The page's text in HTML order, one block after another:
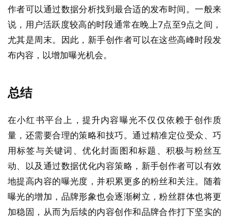
作者可以通过数据分析找到最合适的发布时间。一般来
说，用户活跃度较高的时段通常在晚上7点至9点之间，
尤其是周末。因此，新手创作者可以在这些高峰时段发
布内容，以增加曝光机会。
总结
在小红书平台上，提升内容曝光不仅仅依赖于创作质
量，还需要合理的策略和技巧。通过精准定位受众、巧
用标签与关键词、优化封面图和标题、积极与粉丝互
动、以及通过数据优化内容策略，新手创作者可以有效
地提高内容的曝光度，并积累更多的粉丝和关注。随着
曝光的增加，品牌形象也会逐渐树立，粉丝群体也将更
加稳固，从而为后续的内容创作和品牌合作打下坚实的